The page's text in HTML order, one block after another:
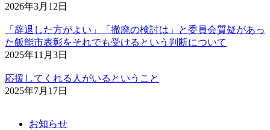
2026年3月12日
「辞退した方がよい」「撤廃の検討は」と委員会質疑があっ
た飯能市表彰をそれでも受けるという判断について
2025年11月3日
応援してくれる人がいるということ
2025年7月17日
お知らせ